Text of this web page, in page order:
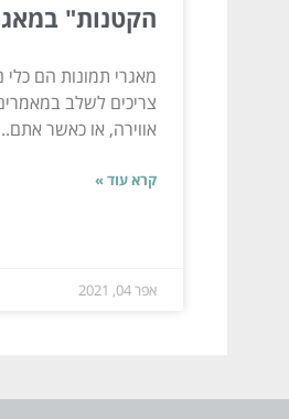
הקטנות"
מאגרי תמונות הם
צריכים לשלב
אווירה, או כאשר
קרא עוד »
אפר 04, 2021